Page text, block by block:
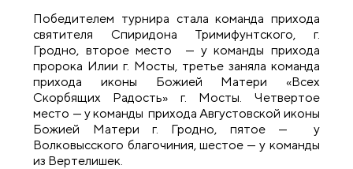
Победителем турнира стала команда прихода
святителя Спиридона Тримифунтского, г.
Гродно, второе место — у команды прихода
пророка Илии г. Мосты, третье заняла команда
прихода иконы Божией Матери «Всех
Скорбящих Радость» г. Мосты. Четвертое
место — у команды прихода Августовской иконы
Божией Матери г. Гродно, пятое — у
Волковысского благочиния, шестое — у команды
из Вертелишек.